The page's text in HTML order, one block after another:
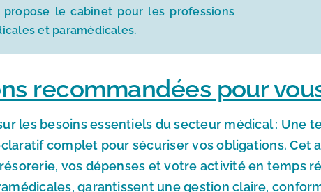
propose le cabinet pour les professions
et paramédicales.
recommandées pour
les besoins essentiels du secteur médical : Une
complet pour sécuriser vos obligations. Cet
vos dépenses et votre activité en temps
garantissent une gestion claire,